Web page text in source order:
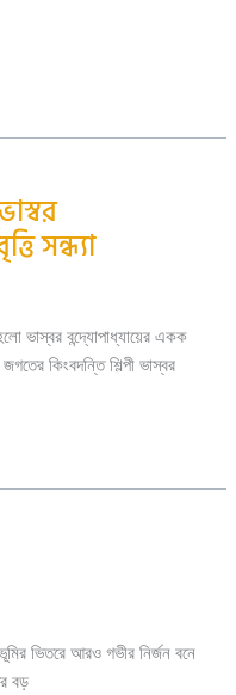
সন্ধ্যা
ভাস্বর বন্দ্যোপাধ্যায়ের একক
কিংবদন্তি শিল্পী ভাস্বর
ভিতরে আরও গভীর নির্জন বনে
বড়